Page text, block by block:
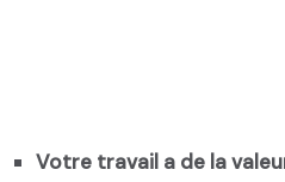
Votre travail a de la